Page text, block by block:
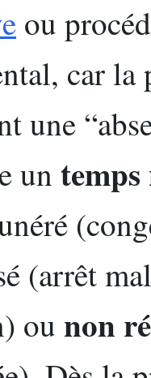
ou
car la
une
un
(arrêt
ou non